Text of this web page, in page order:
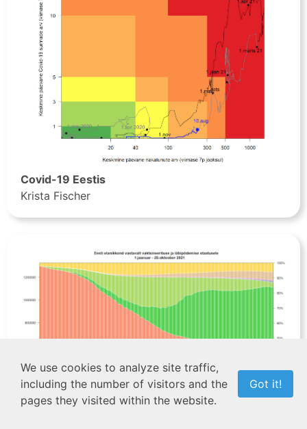
Covid-19 Eestis
Krista Fischer
We use cookies to analyze site traffic,
including the number of visitors and the
pages they visited within the website.
Got it!